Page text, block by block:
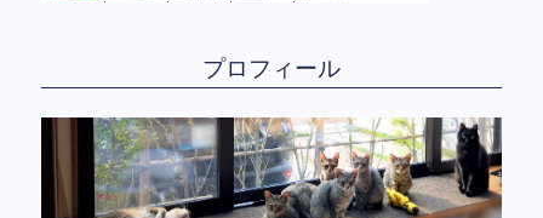
プロフィール